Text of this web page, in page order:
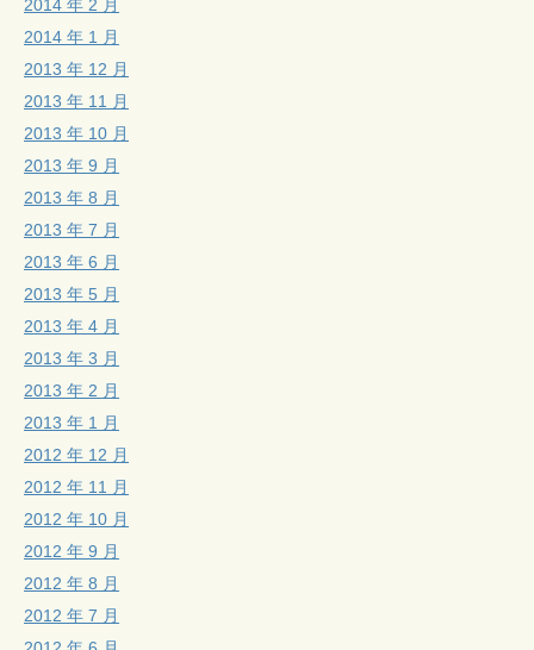
2014 年 2 月
2014 年 1 月
2013 年 12 月
2013 年 11 月
2013 年 10 月
2013 年 9 月
2013 年 8 月
2013 年 7 月
2013 年 6 月
2013 年 5 月
2013 年 4 月
2013 年 3 月
2013 年 2 月
2013 年 1 月
2012 年 12 月
2012 年 11 月
2012 年 10 月
2012 年 9 月
2012 年 8 月
2012 年 7 月